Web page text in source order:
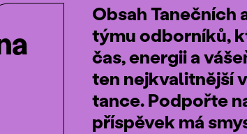
Obsah
týmu odborníků,
čas, energii a
ten nejkvalitnější
tance. Podpořte
příspěvek má